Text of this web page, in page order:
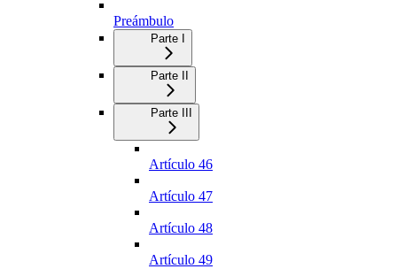
Preámbulo
Parte I
Parte II
Parte III
Artículo 46
Artículo 47
Artículo 48
Artículo 49